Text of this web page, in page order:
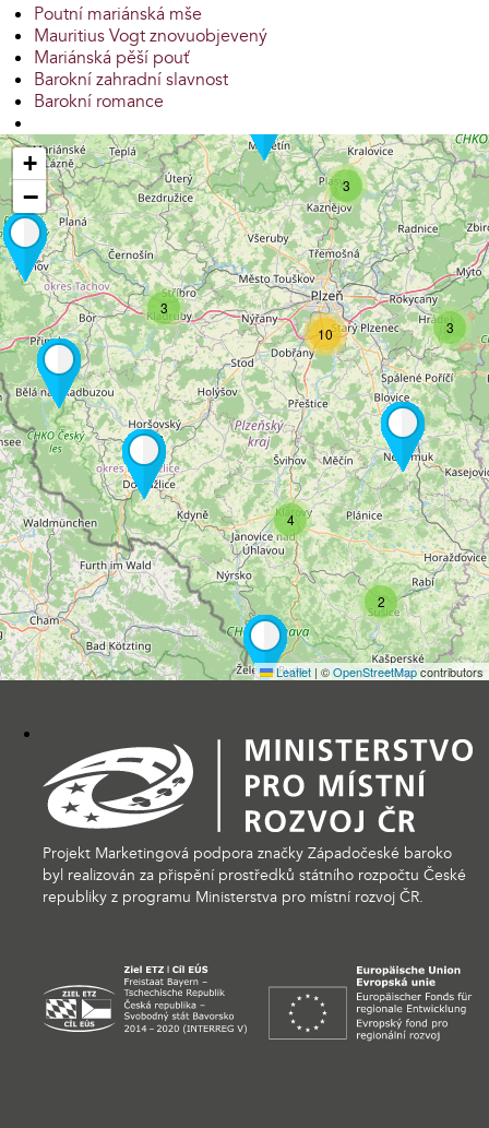
Poutní mariánská mše
Mauritius Vogt znovuobjevený
Mariánská pěší pouť
Barokní zahradní slavnost
Barokní romance
2
3
3
4
10
3
+
−
Leaflet | ©OpenStreetMapcontributors
Projekt Marketingová podpora značky Západočeské baroko
byl realizován za přispění prostředků státního rozpočtu České
republiky z programu Ministerstva pro místní rozvoj ČR.